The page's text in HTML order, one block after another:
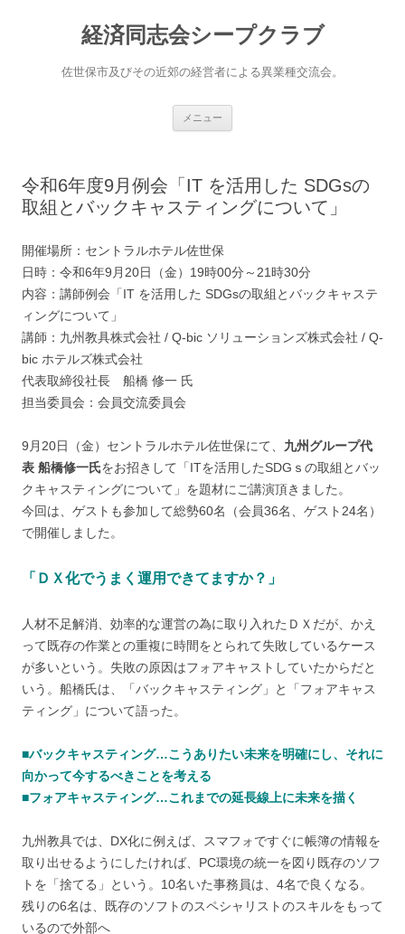
経済同志会シープクラブ
佐世保市及びその近郊の経営者による異業種交流会。
メニュー
へ
ス
ッ
令和6年度9月例会「IT を活用した SDGsの
取組とバックキャスティングについて」
開催場所：セントラルホテル佐世保
日時：令和6年9月20日（金）19時00分～21時30分
内容：講師例会「IT を活用した SDGsの取組とバックキャステ
ィングについて」
講師：九州教具株式会社 / Q-bic ソリューションズ株式会社 / Q-
bic ホテルズ株式会社
代表取締役社長 船橋 修一 氏
担当委員会：会員交流委員会
9月20日（金）セントラルホテル佐世保にて、 九州グループ代
表 船橋修一氏をお招きして「ITを活用したSDGｓの取組とバッ
クキャスティングについて」を題材にご講演頂きました。
今回は、ゲストも参加して総勢60名（会員36名、ゲスト24名）
で開催しました。
「ＤＸ化でうまく運用できてますか？」
人材不足解消、効率的な運営の為に取り入れたＤＸだが、かえ
って既存の作業との重複に時間をとられて失敗しているケース
が多いという。失敗の原因はフォアキャストしていたからだと
いう。船橋氏は、「バックキャスティング」と「フォアキャス
ティング」について語った。
■バックキャスティング…こうありたい未来を明確にし、それに
向かって今するべきことを考える
■フォアキャスティング…これまでの延長線上に未来を描く
九州教具では、DX化に例えば、スマフォですぐに帳簿の情報を
取り出せるようにしたければ、PC環境の統一を図り既存のソフ
トを「捨てる」という。10名いた事務員は、4名で良くなる。
残りの6名は、既存のソフトのスペシャリストのスキルをもって
いるので外部へ